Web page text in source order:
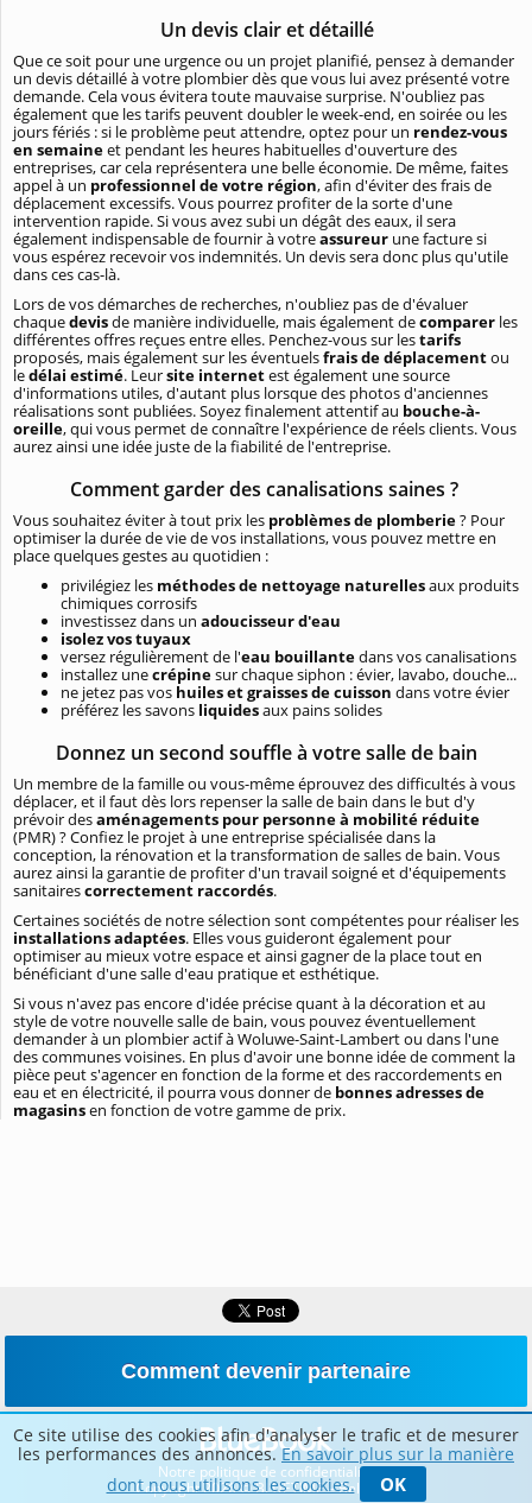
Un devis clair et détaillé
Que ce soit pour une urgence ou un projet planifié, pensez à demander
un devis détaillé à votre plombier dès que vous lui avez présenté votre
demande. Cela vous évitera toute mauvaise surprise. N'oubliez pas
également que les tarifs peuvent doubler le week-end, en soirée ou les
jours fériés : si le problème peut attendre, optez pour un rendez-vous
en semaineet pendant les heures habituelles d'ouverture des
entreprises, car cela représentera une belle économie. De même, faites
appel à un professionnel de votre région, afin d'éviter des frais de
déplacement excessifs. Vous pourrez profiter de la sorte d'une
intervention rapide. Si vous avez subi un dégât des eaux, il sera
également indispensable de fournir à votreassureur une facture si
vous espérez recevoir vos indemnités. Un devis sera donc plus qu'utile
dans ces cas-là.
Lors de vos démarches de recherches, n'oubliez pas de d'évaluer
chaquedevisde manière individuelle, mais également decomparer les
différentes offres reçues entre elles. Penchez-vous sur lestarifs
proposés, mais également sur les éventuelsfrais de déplacementou
ledélai estimé. Leursite internetest également une source
d'informations utiles, d'autant plus lorsque des photos d'anciennes
réalisations sont publiées. Soyez finalement attentif au bouche-à-
oreille, qui vous permet de connaître l'expérience de réels clients. Vous
aurez ainsi une idée juste de la fiabilité de l'entreprise.
Comment garder des canalisations saines ?
Vous souhaitez éviter à tout prix les problèmes de plomberie? Pour
optimiser la durée de vie de vos installations, vous pouvez mettre en
place quelques gestes au quotidien :
privilégiez les méthodes de nettoyage naturellesaux produits
chimiques corrosifs
investissez dans un adoucisseur d'eau
isolez vos tuyaux
versez régulièrement de l'eau bouillantedans vos canalisations
installez unecrépinesur chaque siphon : évier, lavabo, douche...
ne jetez pas vos huiles et graisses de cuisson dans votre évier
préférez les savons liquidesaux pains solides
Donnez un second souffle à votre salle de bain
Un membre de la famille ou vous-même éprouvez des difficultés à vous
déplacer, et il faut dès lors repenser la salle de bain dans le but d'y
prévoir desaménagements pour personne à mobilité réduite
(PMR) ? Confiez le projet à une entreprise spécialisée dans la
conception, la rénovation et la transformation de salles de bain. Vous
aurez ainsi la garantie de profiter d'un travail soigné et d'équipements
sanitairescorrectement raccordés.
Certaines sociétés de notre sélection sont compétentes pour réaliser les
installations adaptées. Elles vous guideront également pour
optimiser au mieux votre espace et ainsi gagner de la place tout en
bénéficiant d'une salle d'eau pratique et esthétique.
Si vous n'avez pas encore d'idée précise quant à la décoration et au
style de votre nouvelle salle de bain, vous pouvez éventuellement
demander à un plombier actif à Woluwe-Saint-Lambert ou dans l'une
des communes voisines. En plus d'avoir une bonne idée de comment la
pièce peut s'agencer en fonction de la forme et des raccordements en
eau et en électricité, il pourra vous donner de bonnes adresses de
magasinsen fonction de votre gamme de prix.
Comment devenir partenaire
Notre politique de confidentialité
Copyright 2026 © BLUETIME – Belgique
Ce site utilise des cookies afin d'analyser le trafic et de mesurer
les performances des annonces.En savoir plus sur la manière
dont nous utilisons les cookies.
OK